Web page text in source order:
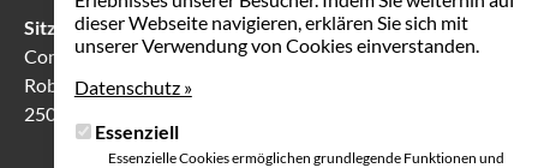
dieser Webseite navigieren, erklären Sie sich mit
unserer Verwendung von Cookies einverstanden.
Datenschutz »
Essenziell
Essenzielle Cookies ermöglichen grundlegende Funktionen und
Sitzungslokal in Biel
Communication Center
Robert-Walser-Platz 7
2503 Biel